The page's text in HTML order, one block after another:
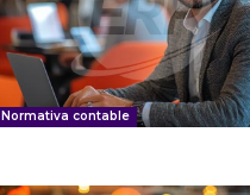
Normativa contable